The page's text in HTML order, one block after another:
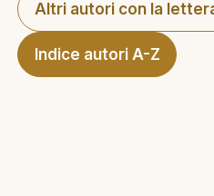
Altri autori con la
Indice autori A-Z